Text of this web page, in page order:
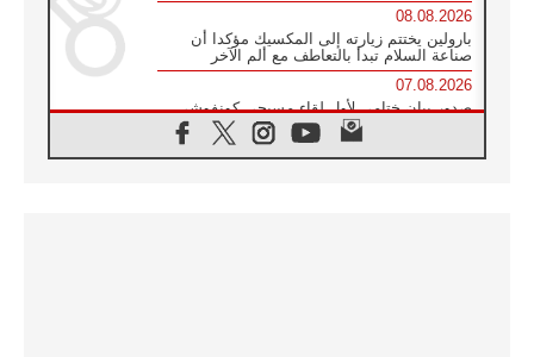
08.08.2026
بارولين يختتم زيارته إلى المكسيك مؤكدا أن
صناعة السلام تبدأ بالتعاطف مع ألم الآخر
07.08.2026
صدور بيان ختامي لأول لقاء مسيحي كونفوشي
بمشاركة الدائرة الفاتيكانية للحوار بين الأديان
07.08.2026